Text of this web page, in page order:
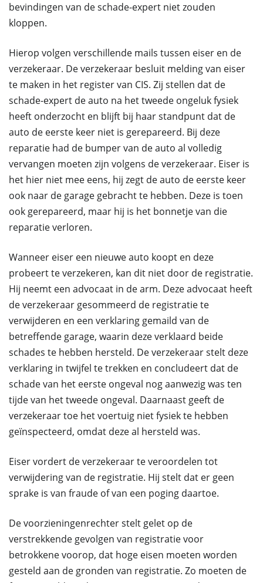
bevindingen van de schade-expert niet zouden
kloppen.
Hierop volgen verschillende mails tussen eiser en de
verzekeraar. De verzekeraar besluit melding van eiser
te maken in het register van CIS. Zij stellen dat de
schade-expert de auto na het tweede ongeluk fysiek
heeft onderzocht en blijft bij haar standpunt dat de
auto de eerste keer niet is gerepareerd. Bij deze
reparatie had de bumper van de auto al volledig
vervangen moeten zijn volgens de verzekeraar. Eiser is
het hier niet mee eens, hij zegt de auto de eerste keer
ook naar de garage gebracht te hebben. Deze is toen
ook gerepareerd, maar hij is het bonnetje van die
reparatie verloren.
Wanneer eiser een nieuwe auto koopt en deze
probeert te verzekeren, kan dit niet door de registratie.
Hij neemt een advocaat in de arm. Deze advocaat heeft
de verzekeraar gesommeerd de registratie te
verwijderen en een verklaring gemaild van de
betreffende garage, waarin deze verklaard beide
schades te hebben hersteld. De verzekeraar stelt deze
verklaring in twijfel te trekken en concludeert dat de
schade van het eerste ongeval nog aanwezig was ten
tijde van het tweede ongeval. Daarnaast geeft de
verzekeraar toe het voertuig niet fysiek te hebben
geïnspecteerd, omdat deze al hersteld was.
Eiser vordert de verzekeraar te veroordelen tot
verwijdering van de registratie. Hij stelt dat er geen
sprake is van fraude of van een poging daartoe.
De voorzieningenrechter stelt gelet op de
verstrekkende gevolgen van registratie voor
betrokkene voorop, dat hoge eisen moeten worden
gesteld aan de gronden van registratie. Zo moeten de